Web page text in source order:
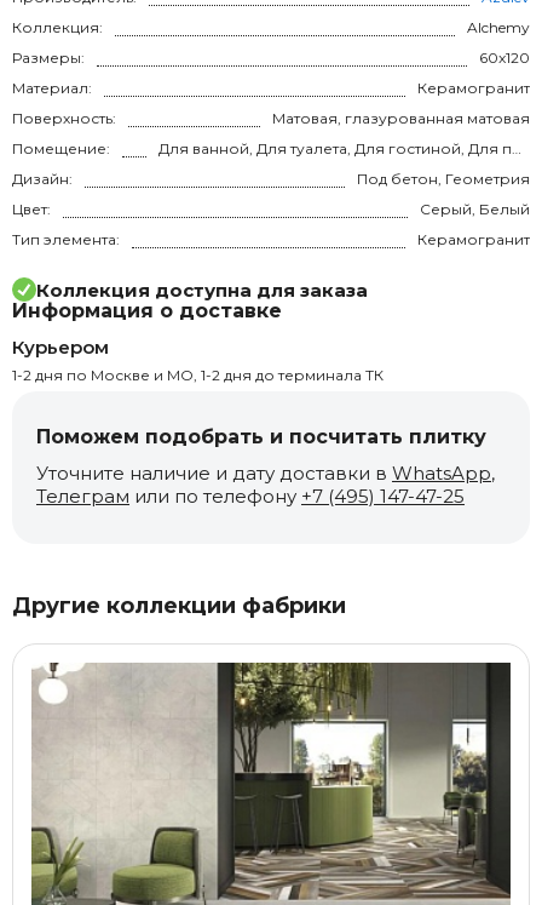
Коллекция:
Alchemy
Размеры:
60x120
Материал:
Керамогранит
Поверхность:
Матовая, глазурованная матовая
Помещение:
Для ванной, Для туалета, Для гостиной, Для прихожей, Для кухни, Для спальни, на теплый пол
Дизайн:
Под бетон, Геометрия
Цвет:
Серый, Белый
Тип элемента:
Керамогранит
Коллекция доступна для заказа
Информация о доставке
Курьером
1-2 дня по Москве и МО, 1-2 дня до терминала ТК
Поможем подобрать и посчитать плитку
Уточните наличие и дату доставки в WhatsApp,
Телеграм или по телефону +7 (495) 147-47-25
Другие коллекции фабрики